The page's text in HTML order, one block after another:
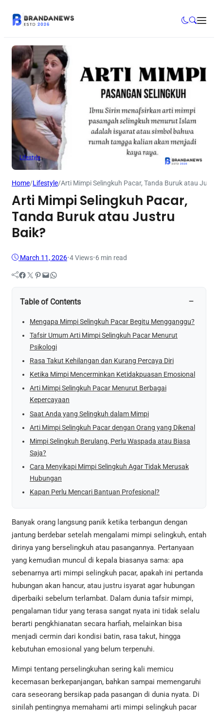
Lifestyle
Home/Lifestyle/Arti Mimpi Selingkuh Pacar, Tanda Buruk atau
Arti Mimpi Selingkuh Pacar,
Tanda Buruk atau Justru
Baik?
March 11, 2026•4Views•6 min read
Facebook Twitter Pinterest Mail WhatsApp
Table of Contents −
Mengapa Mimpi Selingkuh Pacar Begitu Mengganggu?
Tafsir Umum Arti Mimpi Selingkuh Pacar Menurut
Psikologi
Rasa Takut Kehilangan dan Kurang Percaya Diri
Ketika Mimpi Mencerminkan Ketidakpuasan Emosional
Arti Mimpi Selingkuh Pacar Menurut Berbagai
Kepercayaan
Saat Anda yang Selingkuh dalam Mimpi
Arti Mimpi Selingkuh Pacar dengan Orang yang Dikenal
Mimpi Selingkuh Berulang, Perlu Waspada atau Biasa
Saja?
Cara Menyikapi Mimpi Selingkuh Agar Tidak Merusak
Hubungan
Kapan Perlu Mencari Bantuan Profesional?
Banyak orang langsung panik ketika terbangun dengan
jantung berdebar setelah mengalami mimpi selingkuh, entah
dirinya yang berselingkuh atau pasangannya. Pertanyaan
yang kemudian muncul di kepala biasanya sama: apa
sebenarnya arti mimpi selingkuh pacar, apakah ini pertanda
hubungan akan hancur, atau justru isyarat agar hubungan
diperbaiki sebelum terlambat. Dalam dunia tafsir mimpi,
pengalaman tidur yang terasa sangat nyata ini tidak selalu
berarti pengkhianatan secara harfiah, melainkan bisa
menjadi cermin dari kondisi batin, rasa takut, hingga
kebutuhan emosional yang belum terpenuhi.
Mimpi tentang perselingkuhan sering kali memicu
kecemasan berkepanjangan, bahkan sampai memengaruhi
cara seseorang bersikap pada pasangan di dunia nyata. Di
sinilah pentingnya memahami arti mimpi selingkuh pacar